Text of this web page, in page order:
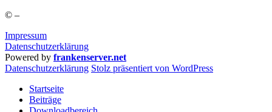
© –
Impressum
Datenschutzerklärung
Powered by frankenserver.net
Daten­schutz­er­klä­rung Stolz präsentiert von WordPress
Startseite
Beiträge